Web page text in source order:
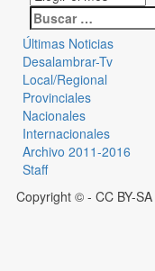
Últimas Noticias
Desalambrar-Tv
Local/Regional
Provinciales
Nacionales
Internacionales
Archivo 2011-2016
Staff
Copyright © - CC BY-SA